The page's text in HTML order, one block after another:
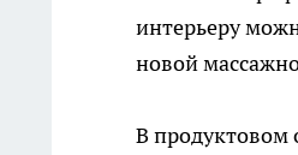
интерьеру
новой
В продуктовом